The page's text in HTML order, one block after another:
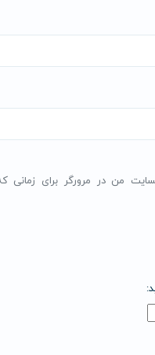
من در مرورگر برای زمانی